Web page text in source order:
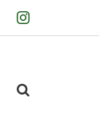
FacebookInstagram